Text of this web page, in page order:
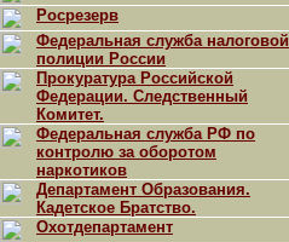
Росрезерв
Федеральная служба налоговой
полиции России
Прокуратура Российской
Федерации. Следственный
Комитет.
Федеральная служба РФ по
контролю за оборотом
наркотиков
Департамент Образования.
Кадетское Братство.
Охотдепартамент